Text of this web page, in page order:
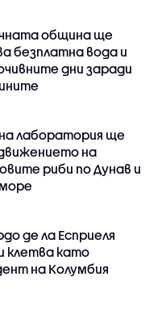
община ще
безплатна вода и
дни заради
лаборатория ще
на
риби по Дунав и
де ла Есприеля
клетва като
на Колумбия